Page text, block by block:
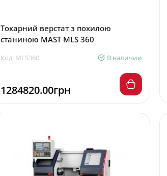
Токарний верстат з похилою
станиною MAST MLS 360
Код: MLS360 В наличии
1284820.00грн